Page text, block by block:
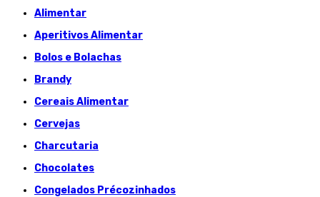
Alimentar
Aperitivos Alimentar
Bolos e Bolachas
Brandy
Cereais Alimentar
Cervejas
Charcutaria
Chocolates
Congelados Précozinhados